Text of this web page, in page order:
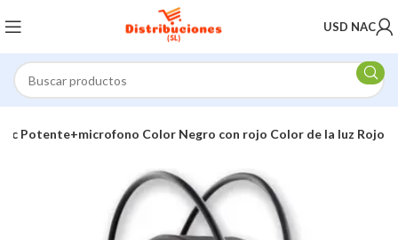
USD NAC
Potente+microfono Color Negro con rojo Color de la luz Rojo